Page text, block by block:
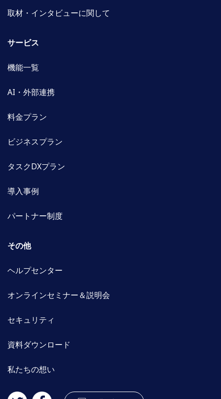
取材・インタビューに関して
サービス
機能一覧
AI・外部連携
料金プラン
ビジネスプラン
タスクDXプラン
導入事例
パートナー制度
その他
ヘルプセンター
オンラインセミナー＆説明会
セキュリティ
資料ダウンロード
私たちの想い